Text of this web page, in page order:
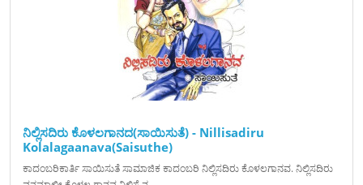
ನಿಲ್ಲಿಸದಿರು ಕೊಳಲಗಾನದ(ಸಾಯಿಸುತೆ) - Nillisadiru
Kolalagaanava(Saisuthe)
ಕಾದಂಬರಿಕಾರ್ತಿ ಸಾಯಿಸುತೆ ಸಾಮಾಜಿಕ ಕಾದಂಬರಿ ನಿಲ್ಲಿಸದಿರು ಕೊಳಲಗಾನವ. ನಿಲ್ಲಿಸದಿರು